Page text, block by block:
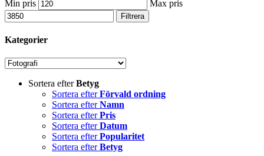
Min pris Max pris
Filtrera
Kategorier
Sortera efterBetyg
Sortera efterFörvald ordning
Sortera efterNamn
Sortera efterPris
Sortera efterDatum
Sortera efterPopularitet
Sortera efterBetyg